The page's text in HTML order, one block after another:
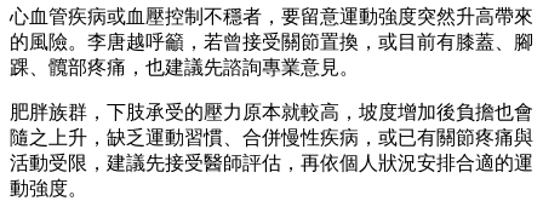
心血管疾病或血壓控制不穩者，要留意運動強度突然升高帶來
的風險。李唐越呼籲，若曾接受關節置換，或目前有膝蓋、腳
踝、髖部疼痛，也建議先諮詢專業意見。
肥胖族群，下肢承受的壓力原本就較高，坡度增加後負擔也會
隨之上升，缺乏運動習慣、合併慢性疾病，或已有關節疼痛與
活動受限，建議先接受醫師評估，再依個人狀況安排合適的運
動強度。